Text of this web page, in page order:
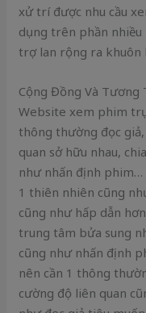
xử trí được nhu cầu
dụng trên phần nhiều
trợ lan rộng ra khuôn
Cộng Đồng Và Tương
Website xem phim
thông thường đọc
quan sở hữu nhau,
như nhấn định
1 thiên nhiên cũng
cũng như hấp dẫn
trung tâm bửa sung
cũng như nhấn định
nên cần 1 thông
cường độ liên quan